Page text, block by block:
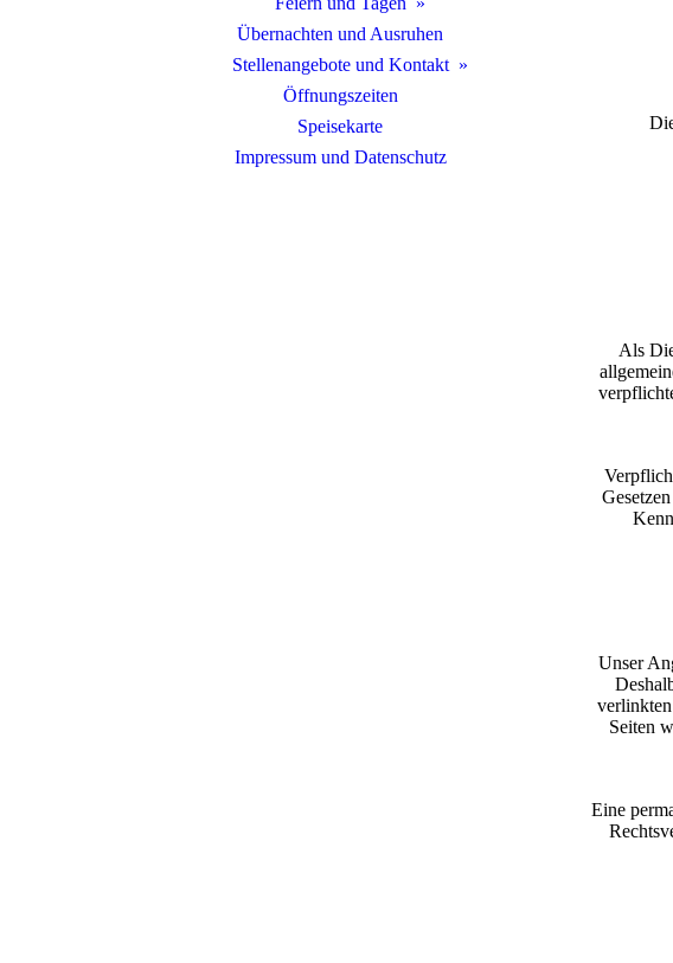
Übernachten und Ausruhen
Stellenangebote und Kontakt
Öffnungszeiten
Speisekarte
Impressum und Datenschutz
Als
Unser
Seiten
Eine